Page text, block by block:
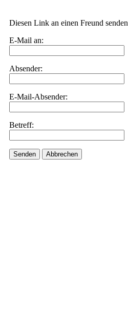
Diesen Link an einen Freund senden
E-Mail an:
Absender:
E-Mail-Absender:
Betreff:
Senden Abbrechen